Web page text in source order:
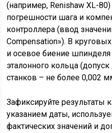
(например, Renishaw XL-
погрешности шага и
контроллера (ввод
Compensation»). В
и осевое биение
эталонного кольца
станков – не более 0,002
Зафиксируйте результаты
указанием даты,
фактических значений и